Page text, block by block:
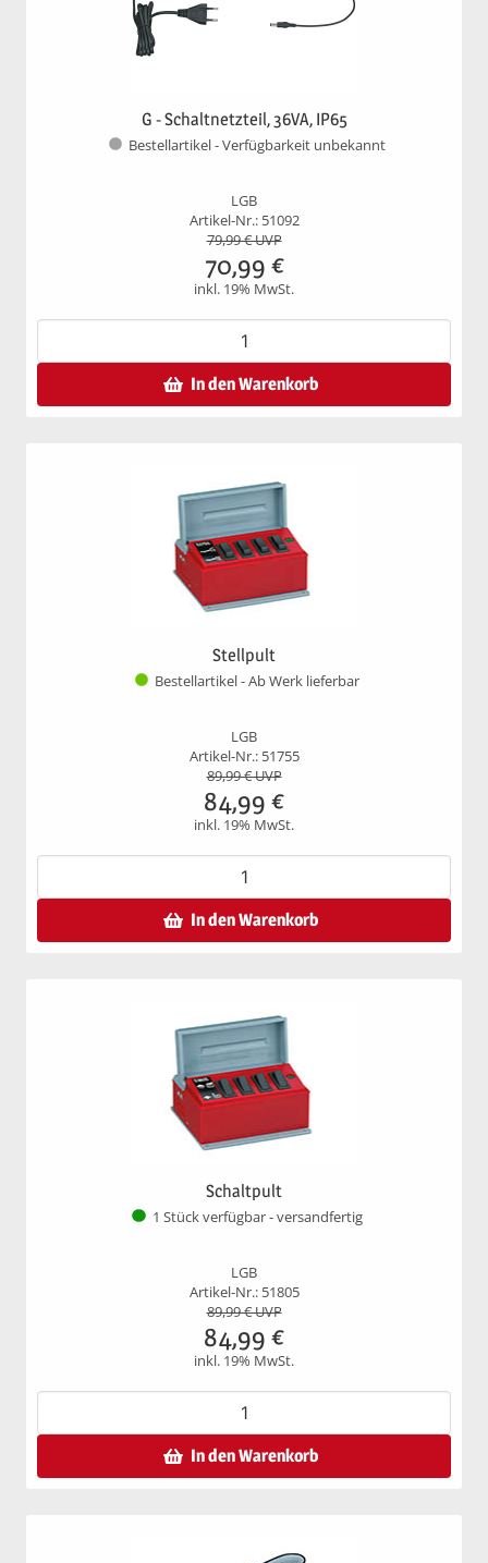
G - Schaltnetzteil, 36VA, IP65
Bestellartikel - Verfügbarkeit unbekannt
LGB
Artikel-Nr.: 51092
79,99€ UVP
70,99 €
inkl. 19% MwSt.
In den Warenkorb
Stellpult
Bestellartikel - Ab Werk lieferbar
LGB
Artikel-Nr.: 51755
89,99€ UVP
84,99 €
inkl. 19% MwSt.
In den Warenkorb
Schaltpult
1 Stück verfügbar - versandfertig
LGB
Artikel-Nr.: 51805
89,99€ UVP
84,99 €
inkl. 19% MwSt.
In den Warenkorb